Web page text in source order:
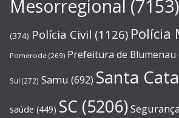
Mesorregional (7153)
(374) Polícia Civil (1126) Polícia
Pomerode (269) Prefeitura de Blumenau
Sul (272) Samu (692) Santa
saúde (449) SC (5206)Segurança